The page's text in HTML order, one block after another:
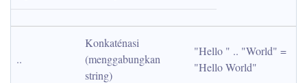
..
Konkaténasi
(menggabungkan
string)
"Hello " .. "World" =
"Hello World"